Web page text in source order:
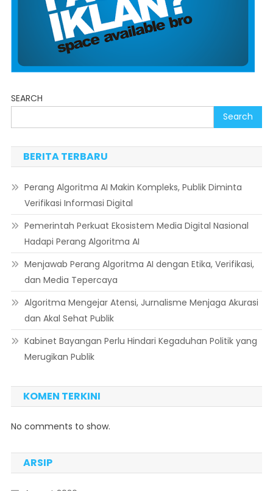
SEARCH
Search
BERITA TERBARU
Perang Algoritma AI Makin Kompleks, Publik Diminta
Verifikasi Informasi Digital
Pemerintah Perkuat Ekosistem Media Digital Nasional
Hadapi Perang Algoritma AI
Menjawab Perang Algoritma AI dengan Etika, Verifikasi,
dan Media Tepercaya
Algoritma Mengejar Atensi, Jurnalisme Menjaga Akurasi
dan Akal Sehat Publik
Kabinet Bayangan Perlu Hindari Kegaduhan Politik yang
Merugikan Publik
KOMEN TERKINI
No comments to show.
ARSIP